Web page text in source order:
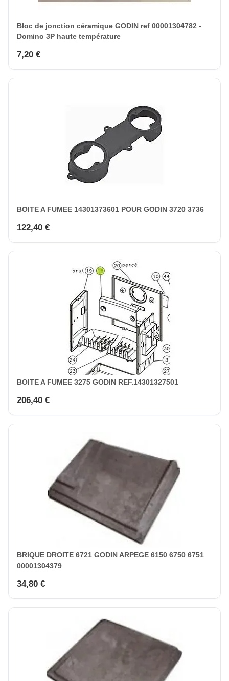
Bloc de jonction céramique GODIN ref 00001304782 -
Domino 3P haute température
7,20 €
BOITE A FUMEE 14301373601 POUR GODIN 3720 3736
122,40 €
BOITE A FUMEE 3275 GODIN REF.14301327501
206,40 €
BRIQUE DROITE 6721 GODIN ARPEGE 6150 6750 6751
00001304379
34,80 €